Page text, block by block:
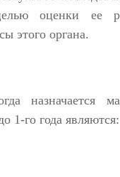
оценки ее
этого органа.
назначается
1-го года являются: